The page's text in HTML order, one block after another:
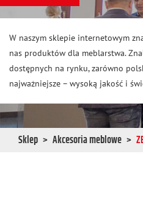
W naszym sklepie internetowym
nas produktów dla meblarstwa.
dostępnych na rynku, zarówno
najważniejsze – wysoką jakość i
Sklep Akcesoria meblowe